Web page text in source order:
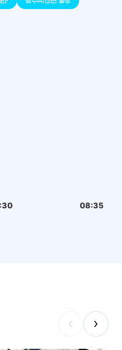
08:35
‹ ›